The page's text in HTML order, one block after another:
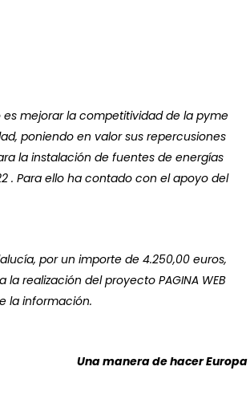
es mejorar la competitividad de la pyme
poniendo en valor sus repercusiones
la instalación de fuentes de energías
. Para ello ha contado con el apoyo del
por un importe de 4.250,00 euros,
realización del proyecto PAGINA WEB
la información.
Una manera de hacer Europa